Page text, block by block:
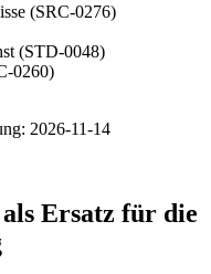
(SRC-0276)
(STD-0048)
0260)
2026-11-14
Ersatz für die